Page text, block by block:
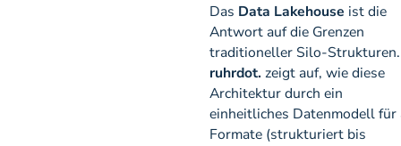
Das Data Lakehouse ist die
Antwort auf die Grenzen
traditioneller Silo-Strukturen.
ruhrdot. zeigt auf, wie diese
Architektur durch ein
einheitliches Datenmodell für
Formate (strukturiert bis